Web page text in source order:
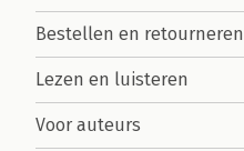
Bestellen en retourneren
Lezen en luisteren
Voor auteurs